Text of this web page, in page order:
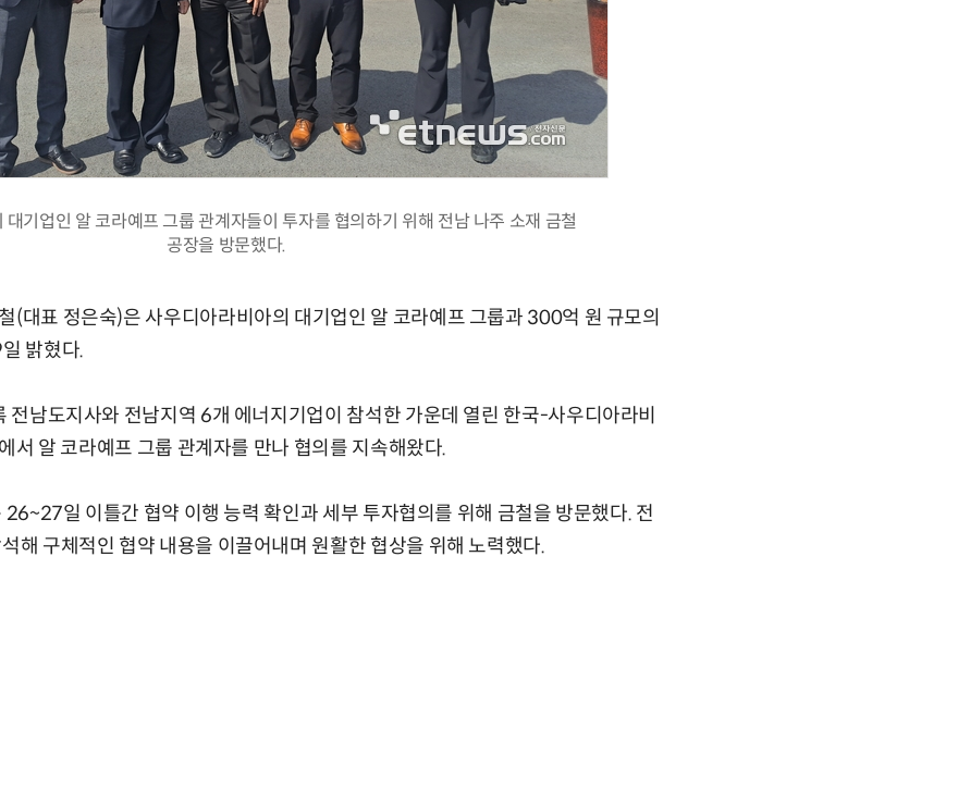
대기업인 알 코라예프 그룹 관계자들이 투자를 협의하기 위해 전남 나주 소재 금철
공장을 방문했다.
(대표 정은숙)은 사우디아라비아의 대기업인 알 코라예프 그룹과 300억 원 규모의
밝혔다.
전남도지사와 전남지역 6개 에너지기업이 참석한 가운데 열린 한국-사우디아라비
서 알 코라예프 그룹 관계자를 만나 협의를 지속해왔다.
일 이틀간 협약 이행 능력 확인과 세부 투자협의를 위해 금철을 방문했다. 전
해 구체적인 협약 내용을 이끌어내며 원활한 협상을 위해 노력했다.